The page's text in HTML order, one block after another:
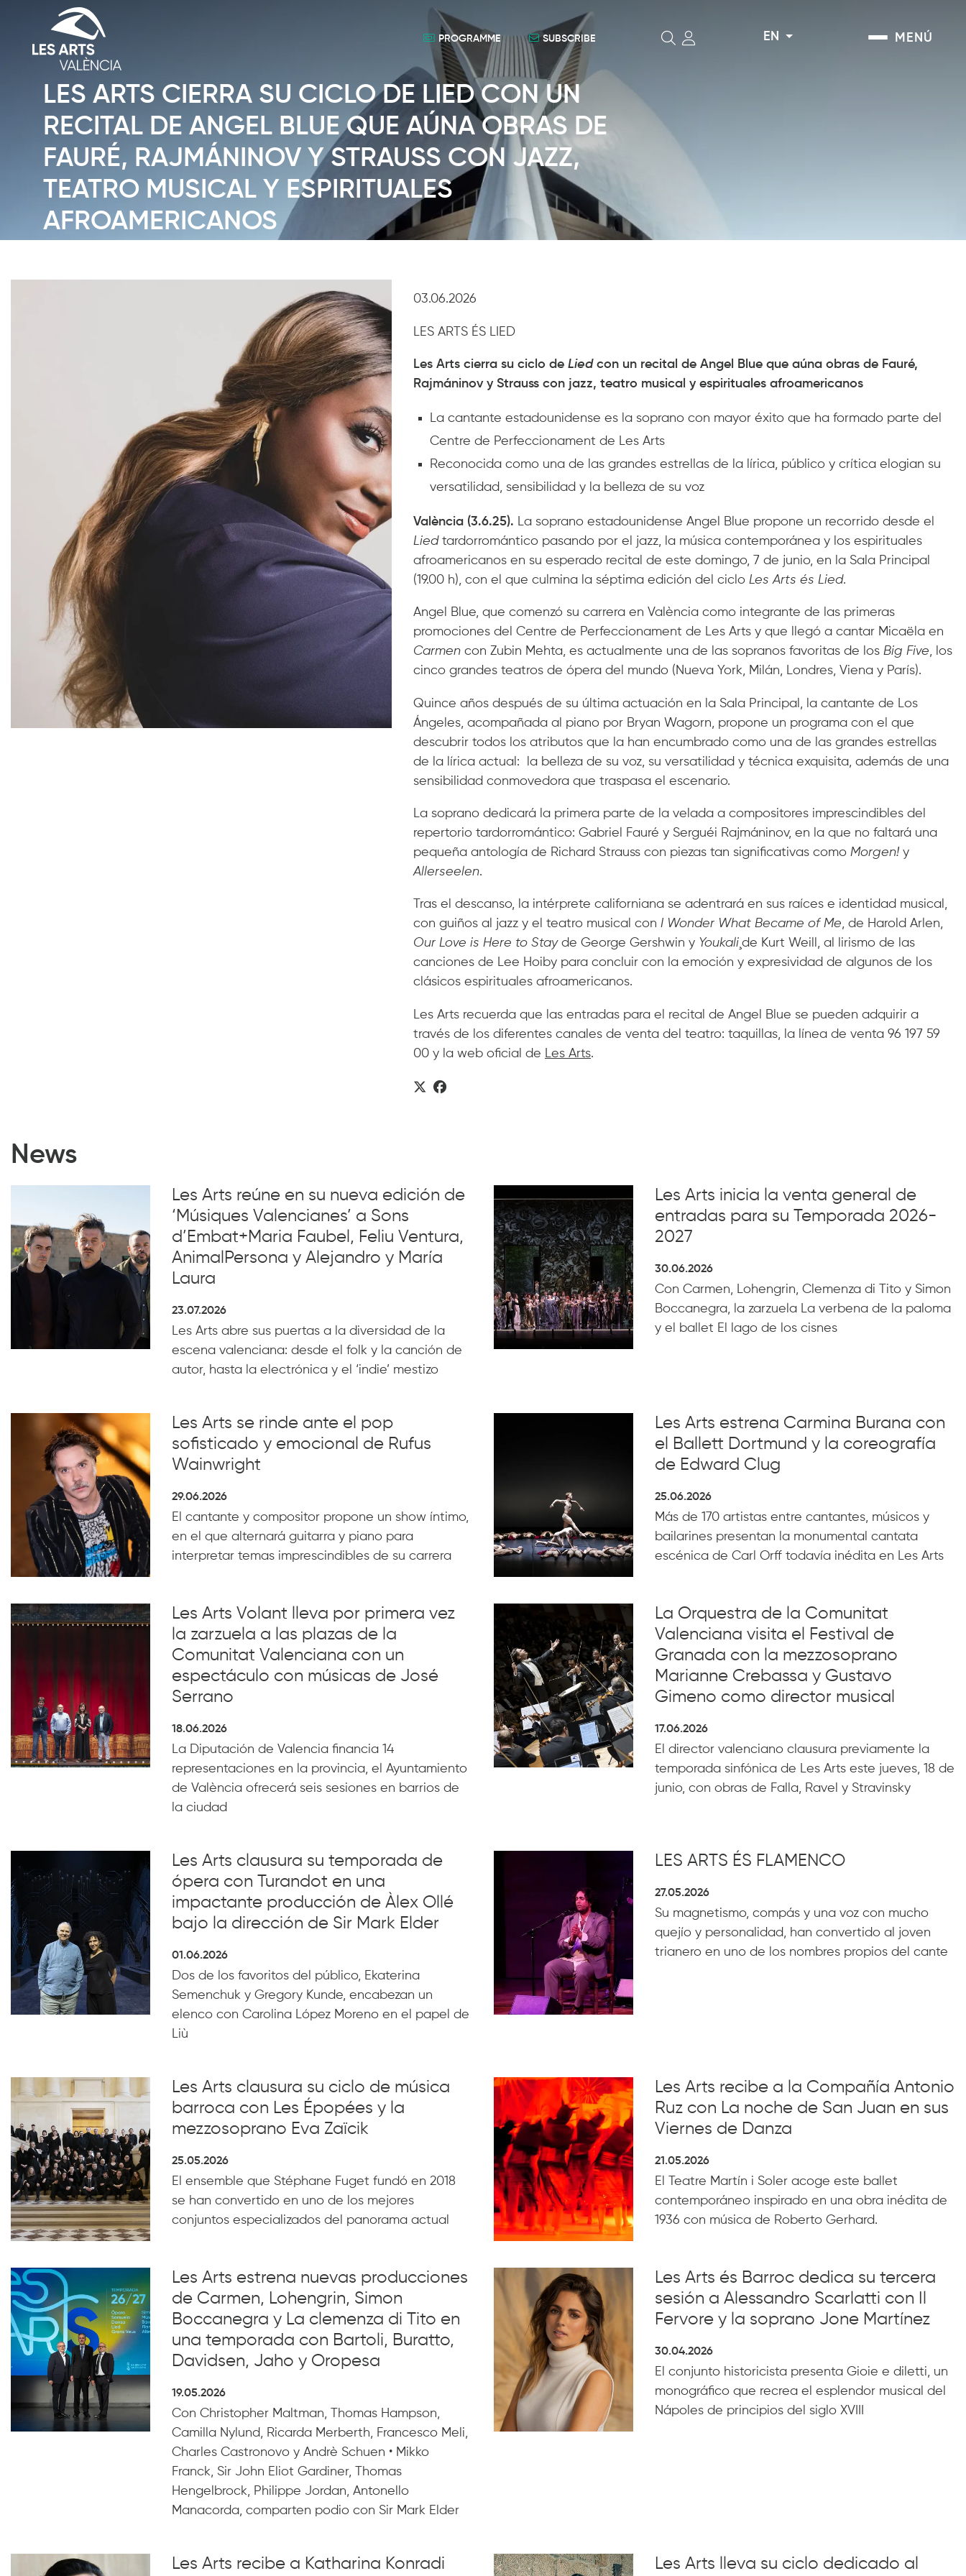
MENÚ
EN
SUBSCRIBE
PROGRAMME
LES ARTS CIERRA SU CICLO DE LIED CON UN
RECITAL DE ANGEL BLUE QUE AÚNA OBRAS DE
FAURÉ, RAJMÁNINOV Y STRAUSS CON JAZZ,
TEATRO MUSICAL Y ESPIRITUALES
AFROAMERICANOS
03.06.2026
LES ARTS ÉS LIED
Les Arts cierra su ciclo de Lied con un recital de Angel Blue que aúna obras de Fauré,
Rajmáninov y Strauss con jazz, teatro musical y espirituales afroamericanos
La cantante estadounidense es la soprano con mayor éxito que ha formado parte del
Centre de Perfeccionament de Les Arts
Reconocida como una de las grandes estrellas de la lírica, público y crítica elogian su
versatilidad, sensibilidad y la belleza de su voz
València (3.6.25). La soprano estadounidense Angel Blue propone un recorrido desde el
Lied tardorromántico pasando por el jazz, la música contemporánea y los espirituales
afroamericanos en su esperado recital de este domingo, 7 de junio, en la Sala Principal
(19.00 h), con el que culmina la séptima edición del ciclo Les Arts és Lied.
Angel Blue, que comenzó su carrera en València como integrante de las primeras
promociones del Centre de Perfeccionament de Les Arts y que llegó a cantar Micaëla en
Carmen con Zubin Mehta, es actualmente una de las sopranos favoritas de los Big Five, los
cinco grandes teatros de ópera del mundo (Nueva York, Milán, Londres, Viena y París).
Quince años después de su última actuación en la Sala Principal, la cantante de Los
Ángeles, acompañada al piano por Bryan Wagorn, propone un programa con el que
descubrir todos los atributos que la han encumbrado como una de las grandes estrellas
de la lírica actual: la belleza de su voz, su versatilidad y técnica exquisita, además de una
sensibilidad conmovedora que traspasa el escenario.
La soprano dedicará la primera parte de la velada a compositores imprescindibles del
repertorio tardorromántico: Gabriel Fauré y Serguéi Rajmáninov, en la que no faltará una
pequeña antología de Richard Strauss con piezas tan significativas como Morgen! y
Allerseelen.
Tras el descanso, la intérprete californiana se adentrará en sus raíces e identidad musical,
con guiños al jazz y el teatro musical con I Wonder What Became of Me, de Harold Arlen,
Our Love is Here to Stay de George Gershwin y Youkali ¸de Kurt Weill, al lirismo de las
canciones de Lee Hoiby para concluir con la emoción y expresividad de algunos de los
clásicos espirituales afroamericanos.
Les Arts recuerda que las entradas para el recital de Angel Blue se pueden adquirir a
través de los diferentes canales de venta del teatro: taquillas, la línea de venta 96 197 59
00 y la web oficial de Les Arts.
News
Les Arts reúne en su nueva edición de
‘Músiques Valencianes’ a Sons
d’Embat+Maria Faubel, Feliu Ventura,
AnimalPersona y Alejandro y María
Laura
23.07.2026
Les Arts abre sus puertas a la diversidad de la
escena valenciana: desde el folk y la canción de
autor, hasta la electrónica y el ‘indie’ mestizo
Les Arts inicia la venta general de
entradas para su Temporada 2026-
2027
30.06.2026
Con Carmen, Lohengrin, Clemenza di Tito y Simon
Boccanegra, la zarzuela La verbena de la paloma
y el ballet El lago de los cisnes
Les Arts se rinde ante el pop
sofisticado y emocional de Rufus
Wainwright
29.06.2026
El cantante y compositor propone un show íntimo,
en el que alternará guitarra y piano para
interpretar temas imprescindibles de su carrera
Les Arts estrena Carmina Burana con
el Ballett Dortmund y la coreografía
de Edward Clug
25.06.2026
Más de 170 artistas entre cantantes, músicos y
bailarines presentan la monumental cantata
escénica de Carl Orff todavía inédita en Les Arts
Les Arts Volant lleva por primera vez
la zarzuela a las plazas de la
Comunitat Valenciana con un
espectáculo con músicas de José
Serrano
18.06.2026
La Diputación de Valencia financia 14
representaciones en la provincia, el Ayuntamiento
de València ofrecerá seis sesiones en barrios de
la ciudad
La Orquestra de la Comunitat
Valenciana visita el Festival de
Granada con la mezzosoprano
Marianne Crebassa y Gustavo
Gimeno como director musical
17.06.2026
El director valenciano clausura previamente la
temporada sinfónica de Les Arts este jueves, 18 de
junio, con obras de Falla, Ravel y Stravinsky
Les Arts clausura su temporada de
ópera con Turandot en una
impactante producción de Àlex Ollé
bajo la dirección de Sir Mark Elder
01.06.2026
Dos de los favoritos del público, Ekaterina
Semenchuk y Gregory Kunde, encabezan un
elenco con Carolina López Moreno en el papel de
Liù
LES ARTS ÉS FLAMENCO
27.05.2026
Su magnetismo, compás y una voz con mucho
quejío y personalidad, han convertido al joven
trianero en uno de los nombres propios del cante
Les Arts clausura su ciclo de música
barroca con Les Épopées y la
mezzosoprano Eva Zaïcik
25.05.2026
El ensemble que Stéphane Fuget fundó en 2018
se han convertido en uno de los mejores
conjuntos especializados del panorama actual
Les Arts recibe a la Compañía Antonio
Ruz con La noche de San Juan en sus
Viernes de Danza
21.05.2026
El Teatre Martín i Soler acoge este ballet
contemporáneo inspirado en una obra inédita de
1936 con música de Roberto Gerhard.
Les Arts estrena nuevas producciones
de Carmen, Lohengrin, Simon
Boccanegra y La clemenza di Tito en
una temporada con Bartoli, Buratto,
Davidsen, Jaho y Oropesa
19.05.2026
Con Christopher Maltman, Thomas Hampson,
Camilla Nylund, Ricarda Merberth, Francesco Meli,
Charles Castronovo y Andrè Schuen • Mikko
Franck, Sir John Eliot Gardiner, Thomas
Hengelbrock, Philippe Jordan, Antonello
Manacorda, comparten podio con Sir Mark Elder
Les Arts és Barroc dedica su tercera
sesión a Alessandro Scarlatti con Il
Fervore y la soprano Jone Martínez
30.04.2026
El conjunto historicista presenta Gioie e diletti, un
monográfico que recrea el esplendor musical del
Nápoles de principios del siglo XVIII
Les Arts recibe a Katharina Konradi
Les Arts lleva su ciclo dedicado al